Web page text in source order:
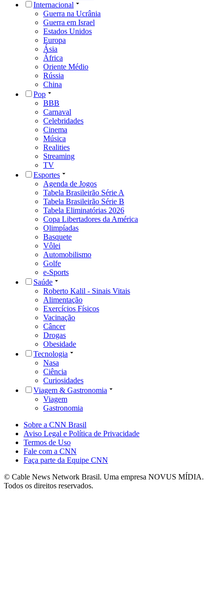
Internacional
Guerra na Ucrânia
Guerra em Israel
Estados Unidos
Europa
Ásia
África
Oriente Médio
Rússia
China
Pop
BBB
Carnaval
Celebridades
Cinema
Música
Realities
Streaming
TV
Esportes
Agenda de Jogos
Tabela Brasileirão Série A
Tabela Brasileirão Série B
Tabela Eliminatórias 2026
Copa Libertadores da América
Olimpíadas
Basquete
Vôlei
Automobilismo
Golfe
e-Sports
Saúde
Roberto Kalil - Sinais Vitais
Alimentação
Exercícios Físicos
Vacinação
Câncer
Drogas
Obesidade
Tecnologia
Nasa
Ciência
Curiosidades
Viagem & Gastronomia
Viagem
Gastronomia
Sobre a CNN Brasil
Aviso Legal e Política de Privacidade
Termos de Uso
Fale com a CNN
Faça parte da Equipe CNN
© Cable News Network Brasil. Uma empresa NOVUS MÍDIA.
Todos os direitos reservados.